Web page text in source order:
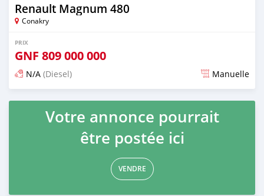
Renault Magnum 480
Conakry
PRIX
GNF 809 000 000
N/A (Diesel) Manuelle
Publié il y a plus d'un an
Votre annonce pourrait
être postée ici
VENDRE